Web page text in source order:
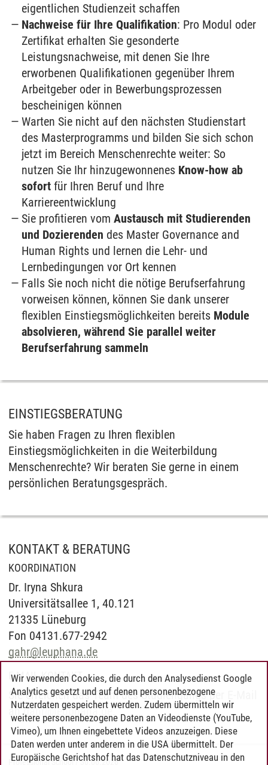
eigentlichen Studienzeit schaffen
Nachweise für Ihre Qualifikation: Pro Modul oder
Zertifikat erhalten Sie gesonderte
Leistungsnachweise, mit denen Sie Ihre
erworbenen Qualifikationen gegenüber Ihrem
Arbeitgeber oder in Bewerbungsprozessen
bescheinigen können
Warten Sie nicht auf den nächsten Studienstart
des Masterprogramms und bilden Sie sich schon
jetzt im Bereich Menschenrechte weiter: So
nutzen Sie Ihr hinzugewonnenes Know-how ab
sofort für Ihren Beruf und Ihre
Karriereentwicklung
Sie profitieren vomAustausch mit Studierenden
und Dozierenden des Master Governance and
Human Rights und lernen die Lehr- und
Lernbedingungen vor Ort kennen
Falls Sie noch nicht die nötige Berufserfahrung
vorweisen können, können Sie dank unserer
flexiblen Einstiegsmöglichkeiten bereits Module
absolvieren, während Sie parallel weiter
Berufserfahrung sammeln
EINSTIEGSBERATUNG
Sie haben Fragen zu Ihren flexiblen
Einstiegsmöglichkeiten in die Weiterbildung
Menschenrechte? Wir beraten Sie gerne in einem
persönlichen Beratungsgespräch.
KONTAKT & BERATUNG
KOORDINATION
Dr. Iryna Shkura
Universitätsallee 1, 40.121
21335 Lüneburg
Fon 04131.677-2942
gahr@leuphana.de
E-MAIL-KONTAKT
Sie erreichen das Team des Studiengangs per E-Mail
angahr@leuphana.de.
Professional School/30.06.2026
Wir verwenden Cookies, die durch den Analysedienst Google
Analytics gesetzt und auf denen personenbezogene
Nutzerdaten gespeichert werden. Zudem übermitteln wir
weitere personenbezogene Daten an Videodienste (YouTube,
Vimeo), um Ihnen eingebettete Videos anzuzeigen. Diese
Daten werden unter anderem in die USA übermittelt. Der
Europäische Gerichtshof hat das Datenschutzniveau in den